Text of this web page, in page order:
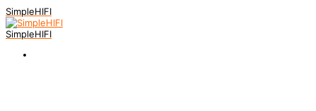
SimpleHIFI
SimpleHIFI